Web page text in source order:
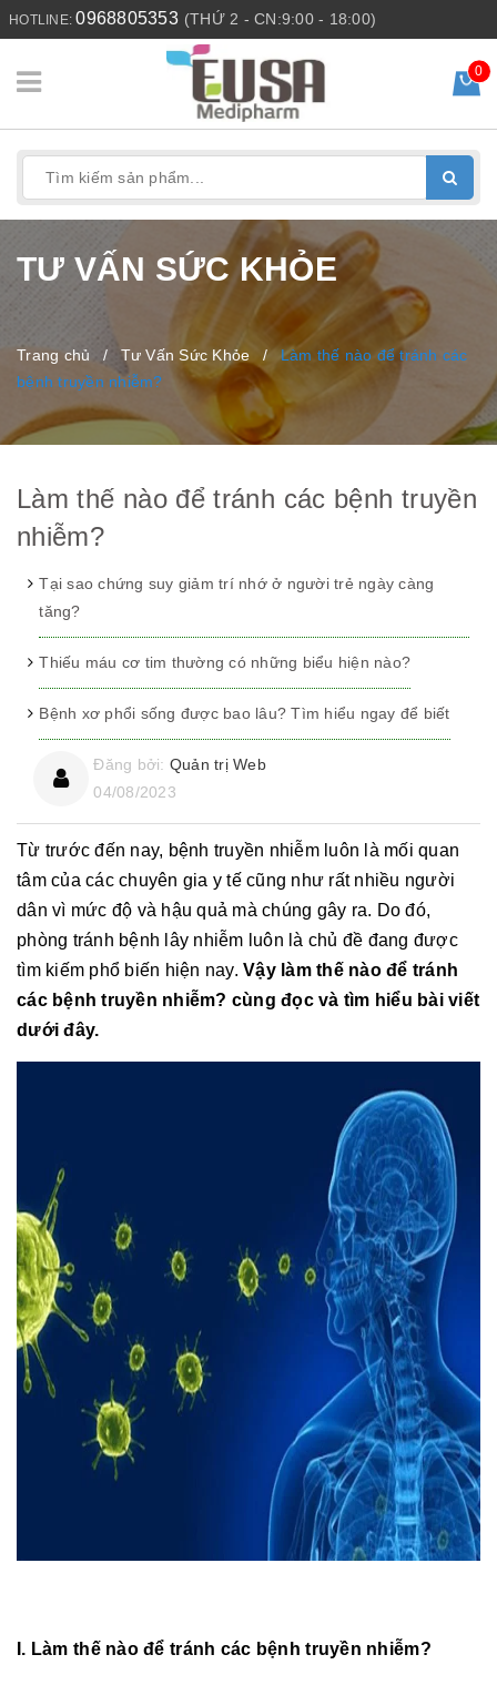
HOTLINE:0968805353 (THỨ 2 - CN:9:00 - 18:00)
0
TƯ VẤN SỨC KHỎE
Trang chủ / Tư Vấn Sức Khỏe / Làm thế nào để tránh các
bệnh truyền nhiễm?
Làm thế nào để tránh các bệnh truyền
nhiễm?
Tại sao chứng suy giảm trí nhớ ở người trẻ ngày càng
tăng?
Thiếu máu cơ tim thường có những biểu hiện nào?
Bệnh xơ phổi sống được bao lâu? Tìm hiểu ngay để biết
Đăng bởi: Quản trị Web
04/08/2023
Từ trước đến nay, bệnh truyền nhiễm luôn là mối quan
tâm của các chuyên gia y tế cũng như rất nhiều người
dân vì mức độ và hậu quả mà chúng gây ra. Do đó,
phòng tránh bệnh lây nhiễm luôn là chủ đề đang được
tìm kiếm phổ biến hiện nay. Vậy làm thế nào để tránh
các bệnh truyền nhiễm? cùng đọc và tìm hiểu bài viết
dưới đây.
I. Làm thế nào để tránh các bệnh truyền nhiễm?